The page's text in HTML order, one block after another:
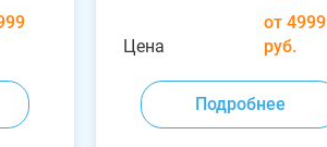
Цена
от 4999
руб.
Подробнее